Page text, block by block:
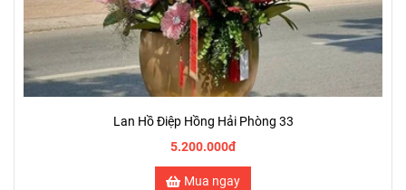
Lan Hồ Điệp Hồng Hải Phòng 33
5.200.000đ
Mua ngay